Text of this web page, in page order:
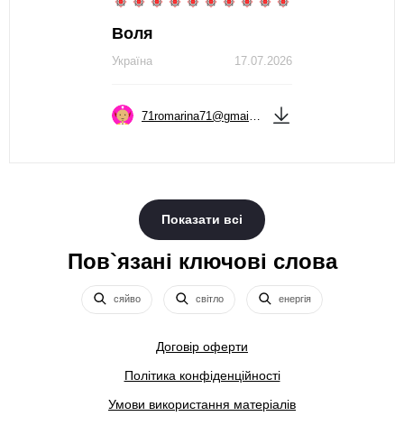
Воля
17.07.2026
Україна
71romarina71@gmail.com
Показати всі
Пов`язані ключові слова
сяйво світло енергія
Договір оферти
Політика конфіденційності
Умови використання матеріалів